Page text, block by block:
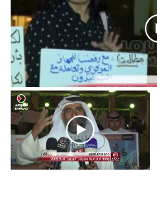
فيديو
الإرادة 4-5-2019.